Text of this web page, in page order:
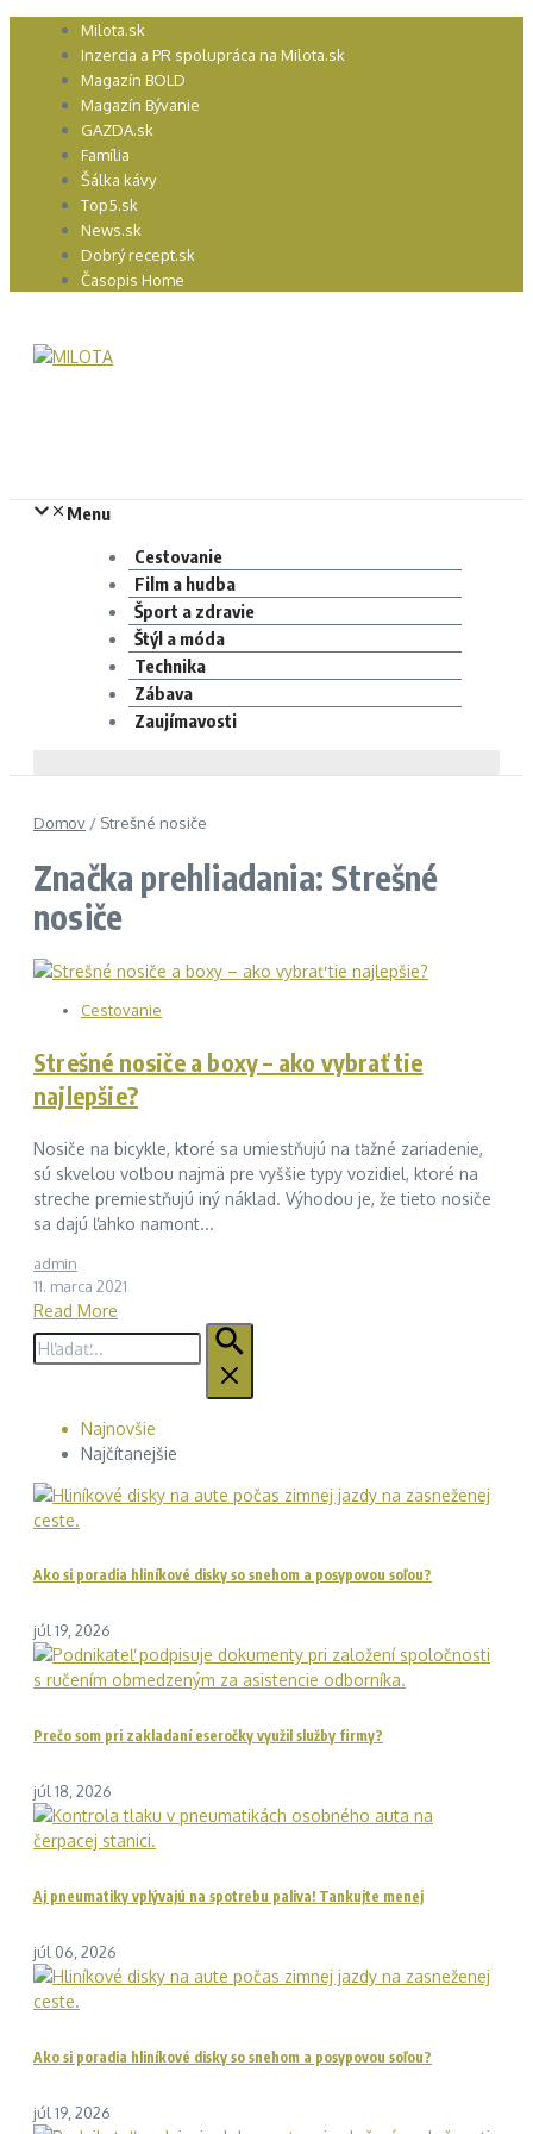
Preskočiť Milota.sk
Inzercia a PR spolupráca na Milota.sk
Magazín BOLD
Magazín Bývanie
GAZDA.sk
Família
Šálka kávy
Top5.sk
News.sk
Dobrý recept.sk
Časopis Home
Menu
Cestovanie
Film a hudba
Šport a zdravie
Štýl a móda
Technika
Zábava
Zaujímavosti
Domov / Strešné nosiče
Značka prehliadania: Strešné
nosiče
Cestovanie
Strešné nosiče a boxy – ako vybrať tie
najlepšie?
Nosiče na bicykle, ktoré sa umiestňujú na ťažné zariadenie,
sú skvelou voľbou najmä pre vyššie typy vozidiel, ktoré na
streche premiestňujú iný náklad. Výhodou je, že tieto nosiče
sa dajú ľahko namont...
admin
11. marca 2021
Read More
Hľadať:
Najnovšie
Najčítanejšie
Ako si poradia hliníkové disky so snehom a posypovou soľou?
júl 19, 2026
Prečo som pri zakladaní eseročky využil služby firmy?
júl 18, 2026
Aj pneumatiky vplývajú na spotrebu paliva! Tankujte menej
júl 06, 2026
Ako si poradia hliníkové disky so snehom a posypovou soľou?
júl 19, 2026